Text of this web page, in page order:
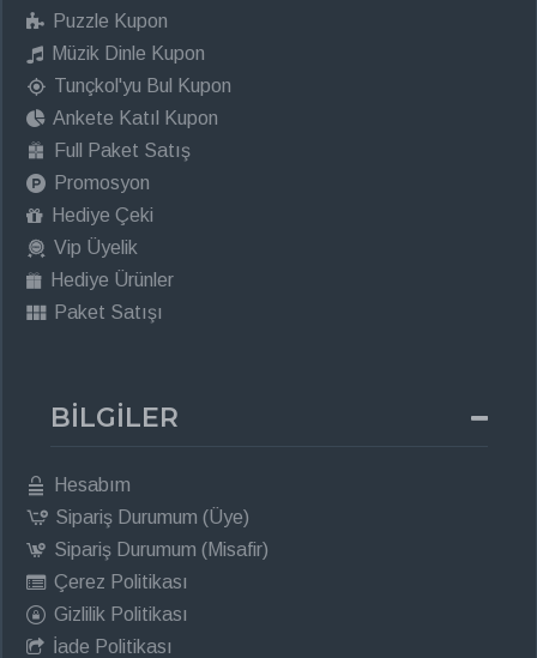
Puzzle Kupon
Müzik Dinle Kupon
Tunçkol'yu Bul Kupon
Ankete Katıl Kupon
Full Paket Satış
Promosyon
Hediye Çeki
Vip Üyelik
Hediye Ürünler
Paket Satışı
BİLGİLER
Hesabım
Sipariş Durumum (Üye)
Sipariş Durumum (Misafir)
Çerez Politikası
Gizlilik Politikası
İade Politikası